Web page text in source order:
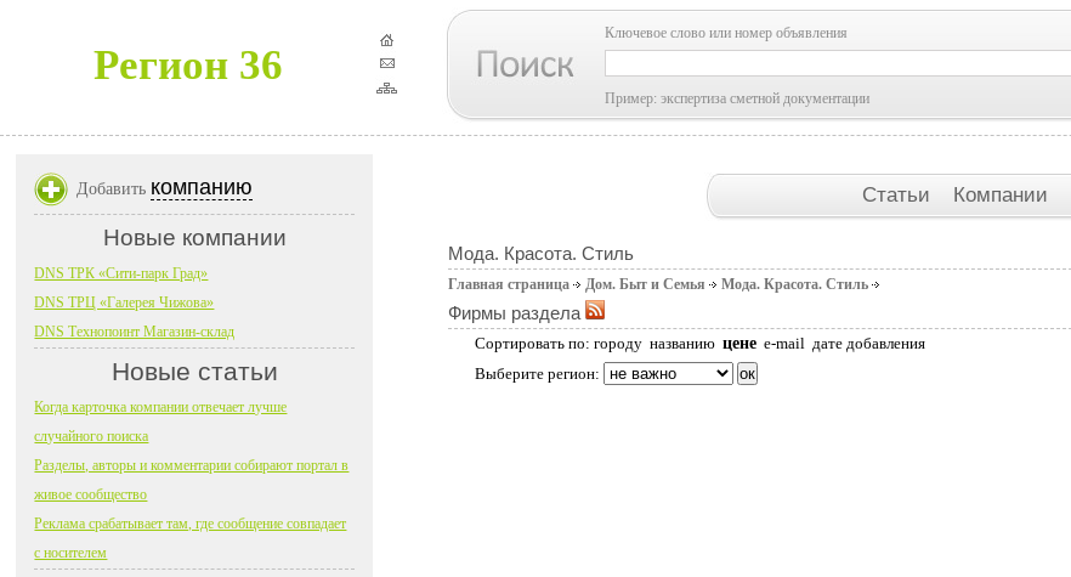
Регион 36
Ключевое слово или номер объявления
Пример: экспертиза сметной документации
Статьи Компании
Мода. Красота. Стиль
Главная страница Дом. Быт и Семья Мода. Красота. Стиль
Фирмы раздела
Сортировать по: городу названию цене e-mail дате добавления
Выберите регион:
Добавить компанию
Новые компании
DNS ТРК «Сити-парк Град»
DNS ТРЦ «Галерея Чижова»
DNS Технопоинт Магазин-склад
Новые статьи
Когда карточка компании отвечает лучше
случайного поиска
Разделы, авторы и комментарии собирают портал в
живое сообщество
Реклама срабатывает там, где сообщение совпадает
с носителем